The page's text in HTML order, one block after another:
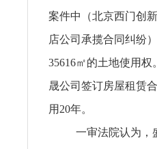
案件中（北京西门创
店公司承揽合同纠纷
35616㎡的土地使用
晟公司签订房屋租赁
用20年。
一审法院认为，